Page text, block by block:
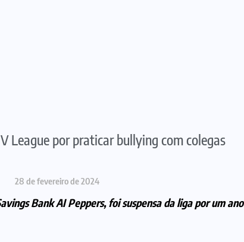
League por praticar bullying com colegas
28 de fevereiro de 2024
Bank AI Peppers, foi suspensa da liga por um ano